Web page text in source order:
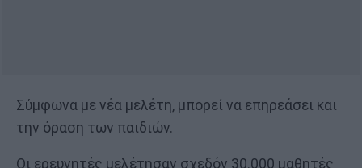
Σύμφωνα με νέα μελέτη, μπορεί να επηρεάσει και
την όραση των παιδιών.
Οι ερευνητές μελέτησαν σχεδόν 30.000 μαθητές